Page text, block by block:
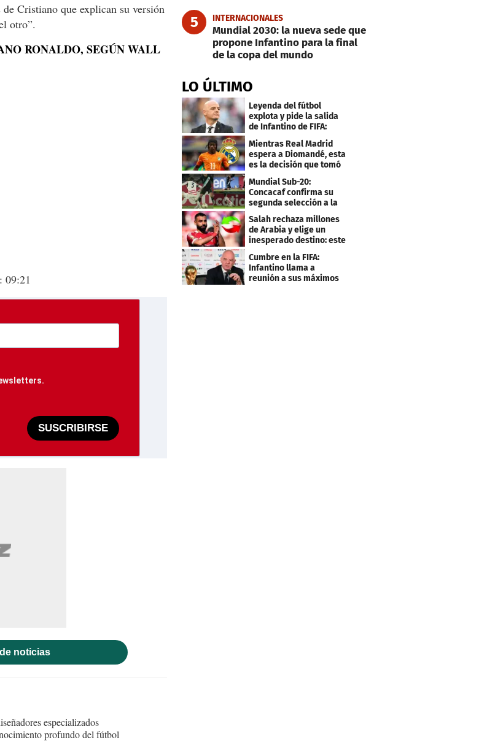
Cristiano que explican su versión
otro”.
RONALDO, SEGÚN WALL
09:21
SUSCRIBIRSE
noticias
especializados
profundo del fútbol
5 INTERNACIONALES
Mundial 2030: la nueva sede que
propone Infantino para la final
de la copa del mundo
LO ÚLTIMO
Leyenda del fútbol
explota y pide la salida
de Infantino de FIFA:
"Deshonesto y cobarde"
Mientras Real Madrid
espera a Diomandé, esta
es la decisión que tomó
el jugador
Mundial Sub-20:
Concacaf confirma su
segunda selección a la
Copa del Mundo 2027
Salah rechaza millones
de Arabia y elige un
inesperado destino: este
será su club
Cumbre en la FIFA:
Infantino llama a
reunión a sus máximos